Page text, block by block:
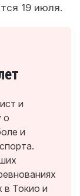
19 июля.
и
о
и
в Токио и